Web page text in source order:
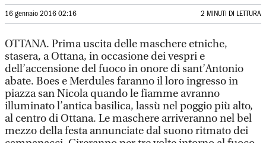
16 gennaio 2016 02:16 2 MINUTI DI LETTURA
OTTANA. Prima uscita delle maschere etniche,
stasera, a Ottana, in occasione dei vespri e
dell’accensione del fuoco in onore di sant’Antonio
abate. Boes e Merdules faranno il loro ingresso in
piazza san Nicola quando le fiamme avranno
illuminato l’antica basilica, lassù nel poggio più alto,
al centro di Ottana. Le maschere arriveranno nel bel
mezzo della festa annunciate dal suono ritmato dei